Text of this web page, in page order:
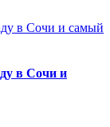
в Сочи и